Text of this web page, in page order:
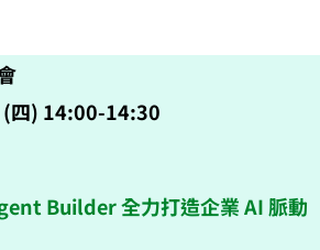
四) 14:00-14:30
Builder 全力打造企業 AI 脈動